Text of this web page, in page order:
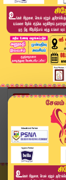
Home
Suresh